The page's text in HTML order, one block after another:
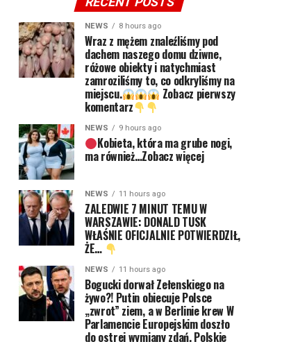
NEWS 8 hours ago
Wraz z mężem znaleźliśmy pod
dachem naszego domu dziwne,
różowe obiekty i natychmiast
zamroziliśmy to, co odkryliśmy na
miejscu. Zobacz pierwszy
komentarz
NEWS 9 hours ago
Kobieta, która ma grube nogi,
ma również…Zobacz więcej
NEWS 11 hours ago
ZALEDWIE 7 MINUT TEMU W
WARSZAWIE: DONALD TUSK
WŁAŚNIE OFICJALNIE POTWIERDZIŁ,
ŻE…
NEWS 11 hours ago
Bogucki dorwał Zełenskiego na
żywo?! Putin obiecuje Polsce
„zwrot” ziem, a w Berlinie krew W
Parlamencie Europejskim doszło
do ostrej wymiany zdań. Polskie